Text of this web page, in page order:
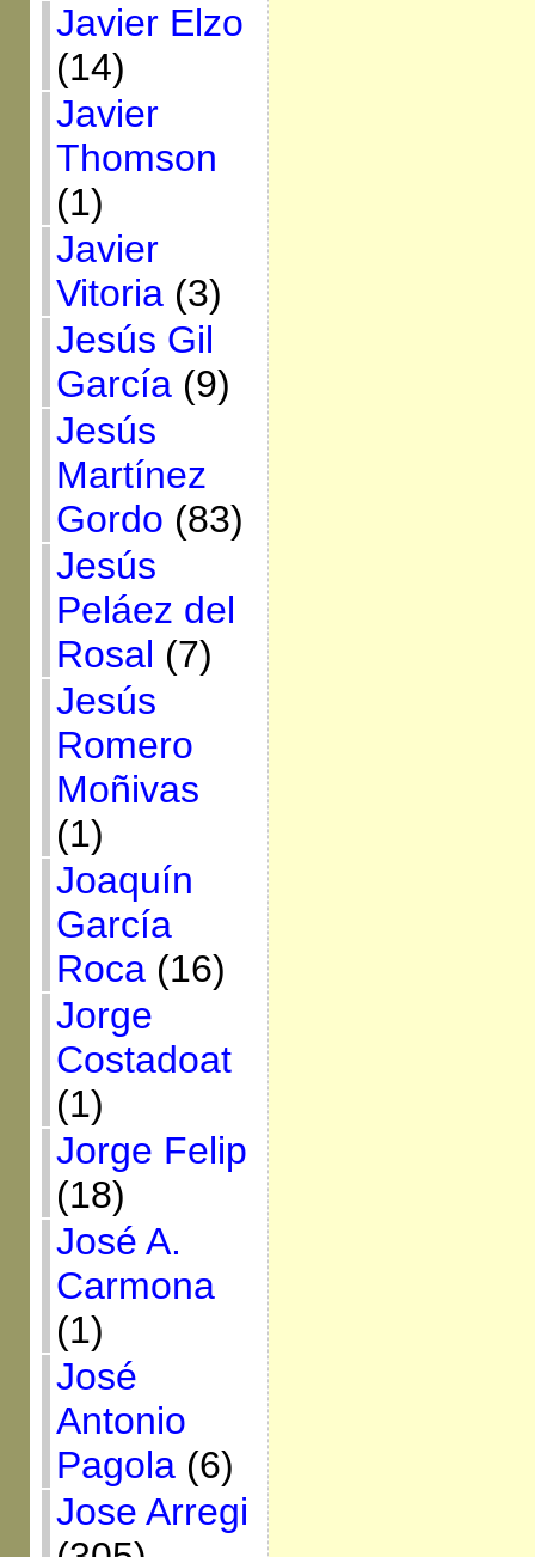
Javier Elzo
(14)
Javier
Thomson
(1)
Javier
Vitoria(3)
Jesús Gil
García(9)
Jesús
Martínez
Gordo (83)
Jesús
Peláez del
Rosal (7)
Jesús
Romero
Moñivas
(1)
Joaquín
García
Roca(16)
Jorge
Costadoat
(1)
Jorge Felip
(18)
José A.
Carmona
(1)
José
Antonio
Pagola(6)
Jose Arregi